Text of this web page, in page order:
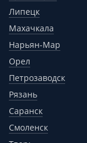
Липецк
Махачкала
Нарьян-Мар
Орел
Петрозаводск
Рязань
Саранск
Смоленск